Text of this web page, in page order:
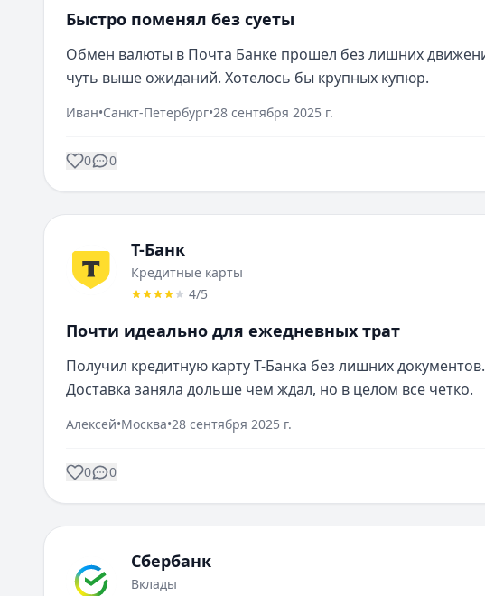
Быстро поменял без суеты
Обмен валюты в Почта Банке прошел без лишних
чуть выше ожиданий. Хотелось бы крупных купюр.
Иван•Санкт-Петербург•28 сентября 2025 г.
0 0
Т-Банк
Кредитные карты
4/5
Почти идеально для ежедневных трат
Получил кредитную карту Т-Банка без лишних
Доставка заняла дольше чем ждал, но в целом все четко.
Алексей•Москва•28 сентября 2025 г.
0 0
Сбербанк
Вклады